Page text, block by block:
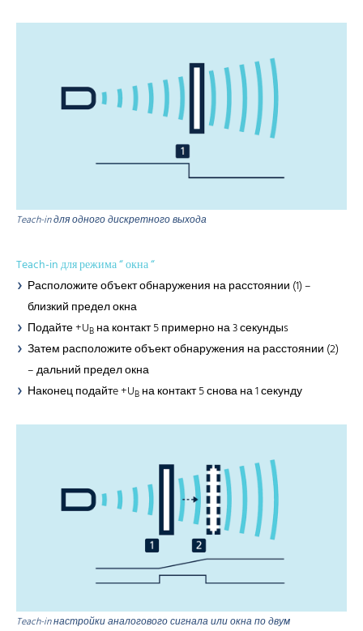
Teach-in для одного дискретного выхода
Teach-in для режима “ окна “
Расположите объект обнаружения на расстоянии (1) –
близкий предел окна
Подайте +UB на контакт 5 примерно на 3 секундыs
Затем расположите объект обнаружения на расстоянии (2)
– дальний предел окна
Наконец подайтe +UB на контакт 5 снова на 1 секунду
Teach-in настройки аналогового сигнала или окна по двум